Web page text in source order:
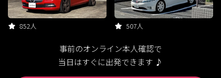
852人 507人
事前のオンライン本人確認で
当日はすぐに出発できます ♪